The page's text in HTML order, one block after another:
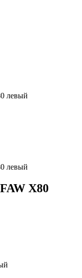
левый
левый
X80